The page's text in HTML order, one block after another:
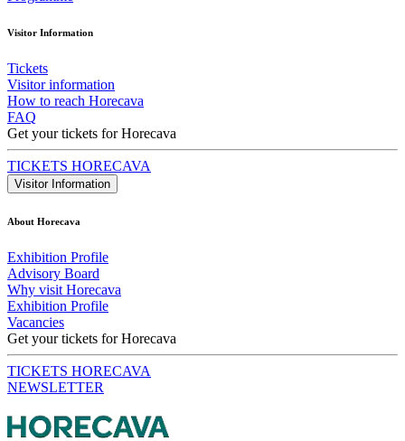
Visitor Information
Tickets
Visitor information
How to reach Horecava
FAQ
Get your tickets for Horecava
TICKETS HORECAVA
Visitor Information
About Horecava
Exhibition Profile
Advisory Board
Why visit Horecava
Exhibition Profile
Vacancies
Get your tickets for Horecava
TICKETS HORECAVA
NEWSLETTER